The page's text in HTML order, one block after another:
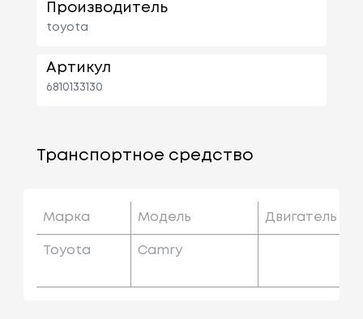
Производитель
toyota
Артикул
6810133130
Транспортное средство
Марка Модель Двигатель
Toyota Camry